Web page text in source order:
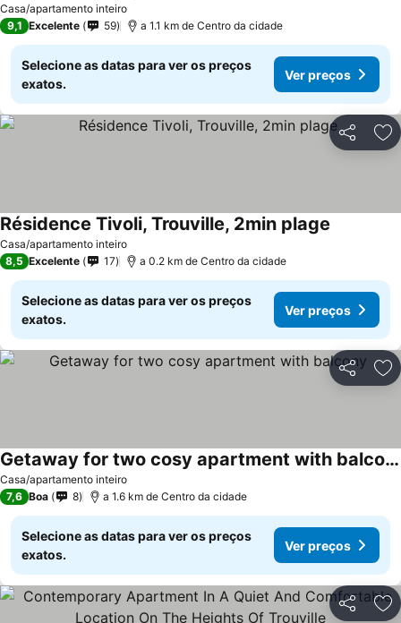
Casa/apartamento inteiro
9,1 Excelente 59 a 1.1 km de Centro da cidade
Selecione as datas para ver os preços
exatos.
Ver preços
Partilhar
Casa/apartamento inteiro
Résidence Tivoli, Trouville, 2min plage
8,5 Excelente 17 a 0.2 km de Centro da cidade
Selecione as datas para ver os preços
exatos.
Ver preços
Partilhar
Casa/apartamento inteiro
Getaway for two cosy apartment with balcony
7,6 Boa 8 a 1.6 km de Centro da cidade
Selecione as datas para ver os preços
exatos.
Ver preços
Partilhar